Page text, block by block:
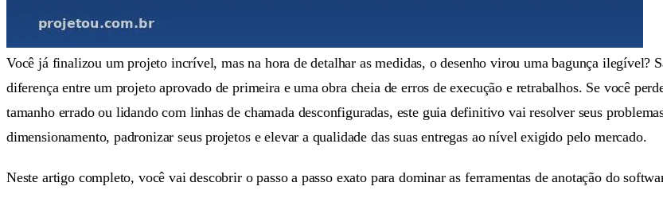
Você já finalizou um projeto incrível, mas na hora de detalhar as medidas, o desenho virou uma bagunça ilegível?
diferença entre um projeto aprovado de primeira e uma obra cheia de erros de execução e retrabalhos. Se você
tamanho errado ou lidando com linhas de chamada desconfiguradas, este guia definitivo vai resolver seus
dimensionamento, padronizar seus projetos e elevar a qualidade das suas entregas ao nível exigido pelo mercado.
Neste artigo completo, você vai descobrir o passo a passo exato para dominar as ferramentas de anotação do